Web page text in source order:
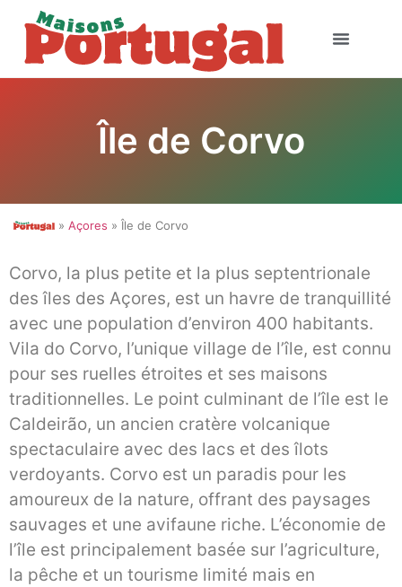
Île de Corvo
» Açores » Île de Corvo
Corvo, la plus petite et la plus septentrionale
des îles des Açores, est un havre de tranquillité
avec une population d’environ 400 habitants.
Vila do Corvo, l’unique village de l’île, est connu
pour ses ruelles étroites et ses maisons
traditionnelles. Le point culminant de l’île est le
Caldeirão, un ancien cratère volcanique
spectaculaire avec des lacs et des îlots
verdoyants. Corvo est un paradis pour les
amoureux de la nature, offrant des paysages
sauvages et une avifaune riche. L’économie de
l’île est principalement basée sur l’agriculture,
la pêche et un tourisme limité mais en